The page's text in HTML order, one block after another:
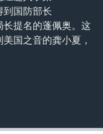
到国防部长
长提名的蓬佩奥。这
国之音的龚小夏，